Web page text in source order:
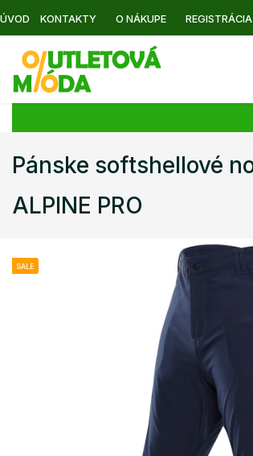
ÚVOD KONTAKTY O NÁKUPE REGISTRÁCIA
Pánske softshellové
ALPINE PRO
SALE